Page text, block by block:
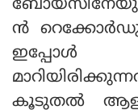
ൻ
ഇപ്പോൾ
കൂടുതൽ